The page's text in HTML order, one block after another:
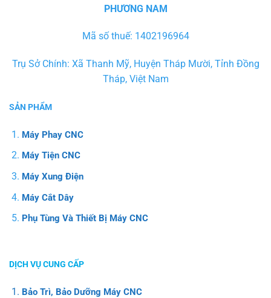
PHƯƠNG NAM
Mã số thuế: 1402196964
Trụ Sở Chính: Xã Thanh Mỹ, Huyện Tháp Mười, Tỉnh Đồng
Tháp, Việt Nam
SẢN PHẨM
Máy Phay CNC
Máy Tiện CNC
Máy Xung Điện
Máy Cắt Dây
Phụ Tùng Và Thiết Bị Máy CNC
DỊCH VỤ CUNG CẤP
Bảo Trì, Bảo Dưỡng Máy CNC